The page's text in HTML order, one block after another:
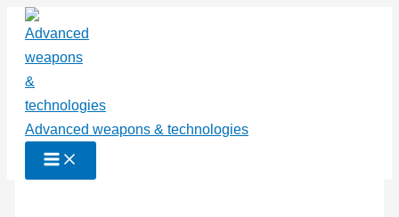
Перейти
содержимому
Advanced weapons & technologies